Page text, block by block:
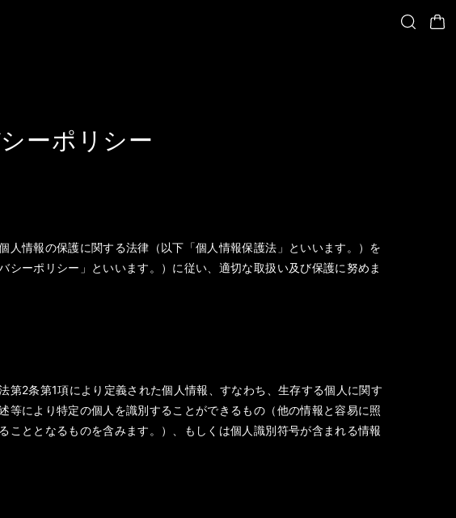
ーポリシー
情報の保護に関する法律（以下「個人情報保護法」といいます。）を
ーポリシー」といいます。）に従い、適切な取扱い及び保護に努めま
2条第1項により定義された個人情報、すなわち、生存する個人に関す
により特定の個人を識別することができるもの（他の情報と容易に照
ととなるものを含みます。）、もしくは個人識別符号が含まれる情報